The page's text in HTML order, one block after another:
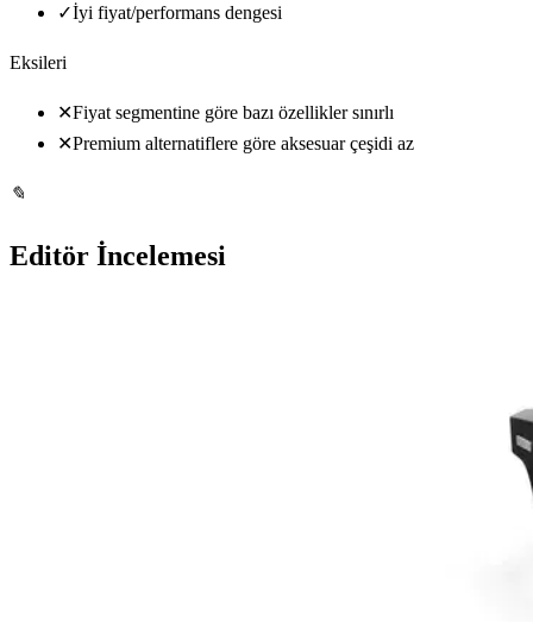
✓İyi fiyat/performans dengesi
Eksileri
✕Fiyat segmentine göre bazı özellikler sınırlı
✕Premium alternatiflere göre aksesuar çeşidi az
✎
Editör İncelemesi